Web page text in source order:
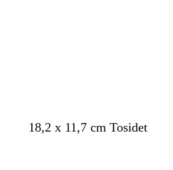
18,2 x 11,7 cm Tosidet